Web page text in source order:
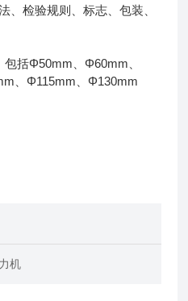
、检验规则、标志、包装、
括Φ50mm、Φ60mm、
、Φ115mm、Φ130mm
机